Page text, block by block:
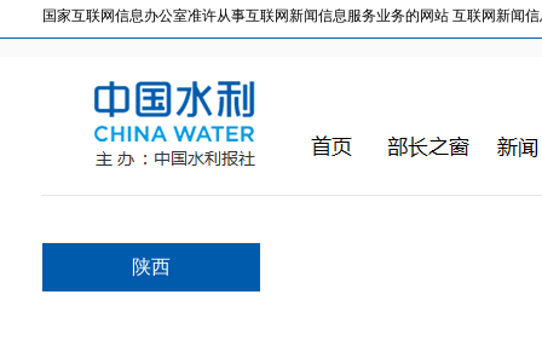
国家互联网信息办公室准许从事互联网新闻信息服务业务的网站 互联网新闻信
陕西